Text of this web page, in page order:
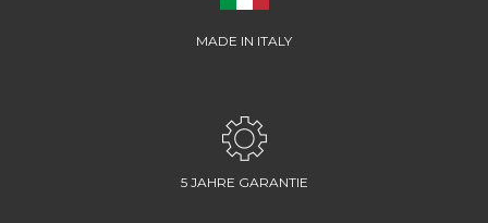
MADE IN ITALY
5 JAHRE GARANTIE